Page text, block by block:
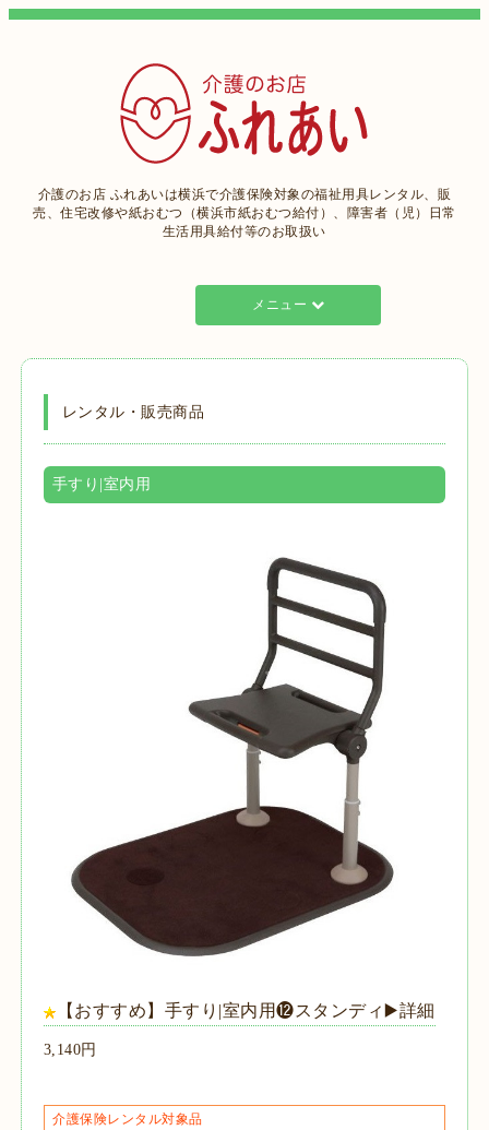
介護のお店 ふれあいは横浜で介護保険対象の福祉用具レンタル、販
売、住宅改修や紙おむつ（横浜市紙おむつ給付）、障害者（児）日常
生活用具給付等のお取扱い
メニュー
レンタル・販売商品
手すり|室内用
【おすすめ】手すり|室内用⓬スタンディ▶️詳細
3,140円
介護保険レンタル対象品